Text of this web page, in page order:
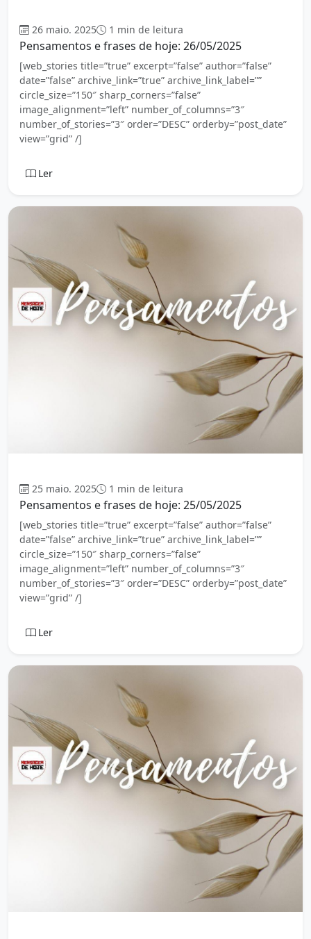
26 maio. 2025 1 min de leitura
Pensamentos e frases de hoje: 26/05/2025
[web_stories title=”true” excerpt=”false” author=”false”
date=”false” archive_link=”true” archive_link_label=””
circle_size=”150″ sharp_corners=”false”
image_alignment=”left” number_of_columns=”3″
number_of_stories=”3″ order=”DESC” orderby=”post_date”
view=”grid” /]
Ler
25 maio. 2025 1 min de leitura
Pensamentos e frases de hoje: 25/05/2025
[web_stories title=”true” excerpt=”false” author=”false”
date=”false” archive_link=”true” archive_link_label=””
circle_size=”150″ sharp_corners=”false”
image_alignment=”left” number_of_columns=”3″
number_of_stories=”3″ order=”DESC” orderby=”post_date”
view=”grid” /]
Ler